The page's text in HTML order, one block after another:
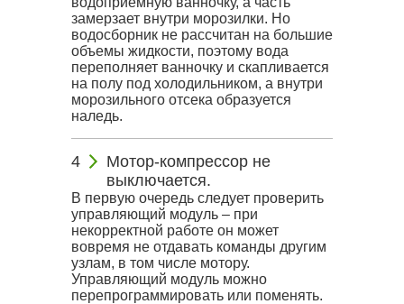
замерзает внутри морозилки. Но
водосборник не рассчитан на большие
объемы жидкости, поэтому вода
переполняет ванночку и скапливается
на полу под холодильником, а внутри
морозильного отсека образуется
наледь.
Мотор-компрессор не
выключается.
В первую очередь следует проверить
управляющий модуль – при
некорректной работе он может
вовремя не отдавать команды другим
узлам, в том числе мотору.
Управляющий модуль можно
перепрограммировать или поменять.